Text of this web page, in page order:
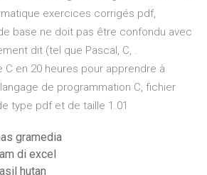
exercices corrigés pdf,
base ne doit pas être confondu avec
dit (tel que Pascal, C, .
en 20 heures pour apprendre à
de programmation C, fichier
type pdf et de taille 1.01
gramedia
di excel
hutan